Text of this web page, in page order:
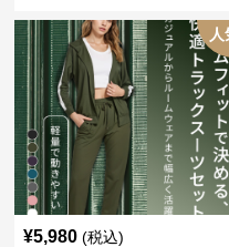
¥5,980 (税込)